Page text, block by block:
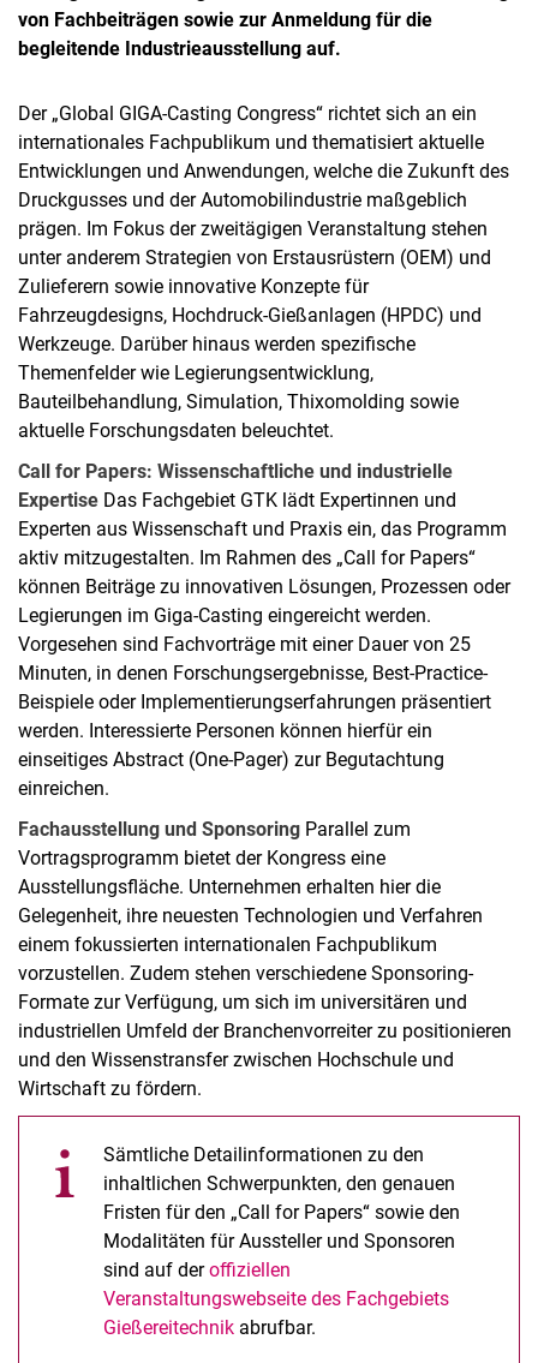
von Fachbeiträgen sowie zur Anmeldung für die
begleitende Industrieausstellung auf.
Der „Global GIGA-Casting Congress“ richtet sich an ein
internationales Fachpublikum und thematisiert aktuelle
Entwicklungen und Anwendungen, welche die Zukunft des
Druckgusses und der Automobilindustrie maßgeblich
prägen. Im Fokus der zweitägigen Veranstaltung stehen
unter anderem Strategien von Erstausrüstern (OEM) und
Zulieferern sowie innovative Konzepte für
Fahrzeugdesigns, Hochdruck-Gießanlagen (HPDC) und
Werkzeuge. Darüber hinaus werden spezifische
Themenfelder wie Legierungsentwicklung,
Bauteilbehandlung, Simulation, Thixomolding sowie
aktuelle Forschungsdaten beleuchtet.
Call for Papers: Wissenschaftliche und industrielle
Expertise Das Fachgebiet GTK lädt Expertinnen und
Experten aus Wissenschaft und Praxis ein, das Programm
aktiv mitzugestalten. Im Rahmen des „Call for Papers“
können Beiträge zu innovativen Lösungen, Prozessen oder
Legierungen im Giga-Casting eingereicht werden.
Vorgesehen sind Fachvorträge mit einer Dauer von 25
Minuten, in denen Forschungsergebnisse, Best-Practice-
Beispiele oder Implementierungserfahrungen präsentiert
werden. Interessierte Personen können hierfür ein
einseitiges Abstract (One-Pager) zur Begutachtung
einreichen.
Fachausstellung und Sponsoring Parallel zum
Vortragsprogramm bietet der Kongress eine
Ausstellungsfläche. Unternehmen erhalten hier die
Gelegenheit, ihre neuesten Technologien und Verfahren
einem fokussierten internationalen Fachpublikum
vorzustellen. Zudem stehen verschiedene Sponsoring-
Formate zur Verfügung, um sich im universitären und
industriellen Umfeld der Branchenvorreiter zu positionieren
und den Wissenstransfer zwischen Hochschule und
Wirtschaft zu fördern.
Sämtliche Detailinformationen zu den
inhaltlichen Schwerpunkten, den genauen
Fristen für den „Call for Papers“ sowie den
Modalitäten für Aussteller und Sponsoren
sind auf deroffiziellen
Veranstaltungswebseite des Fachgebiets
Gießereitechnik abrufbar.